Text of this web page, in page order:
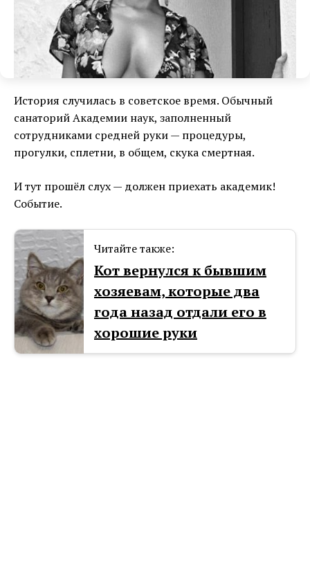
История случилась в советское время. Обычный
санаторий Академии наук, заполненный
сотрудниками средней руки — процедуры,
прогулки, сплетни, в общем, скука смертная.
И тут прошёл слух — должен приехать академик!
Событие.
Читайте также:
Кот вернулся к бывшим
хозяевам, которые два
года назад отдали его в
хорошие руки